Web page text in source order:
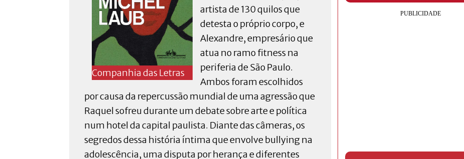
Companhia das Letras
artista de 130 quilos que
detesta o próprio corpo, e
Alexandre, empresário que
atua no ramo fitness na
periferia de São Paulo.
Ambos foram escolhidos
por causa da repercussão mundial de uma agressão que
Raquel sofreu durante um debate sobre arte e política
num hotel da capital paulista. Diante das câmeras, os
segredos dessa história íntima que envolve bullying na
adolescência, uma disputa por herança e diferentes